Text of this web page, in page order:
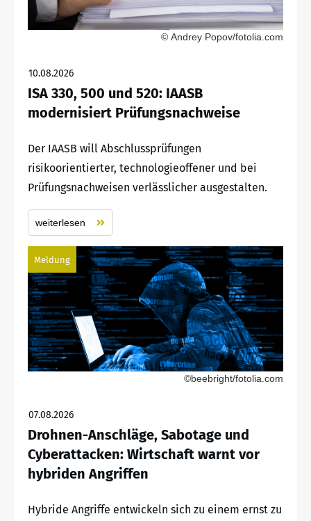
© Andrey Popov/fotolia.com
10.08.2026
ISA 330, 500 und 520: IAASB
modernisiert Prüfungsnachweise
Der IAASB will Abschlussprüfungen
risikoorientierter, technologieoffener und bei
Prüfungsnachweisen verlässlicher ausgestalten.
weiterlesen
Meldung
©beebright/fotolia.com
07.08.2026
Drohnen-Anschläge, Sabotage und
Cyberattacken: Wirtschaft warnt vor
hybriden Angriffen
Hybride Angriffe entwickeln sich zu einem ernst zu